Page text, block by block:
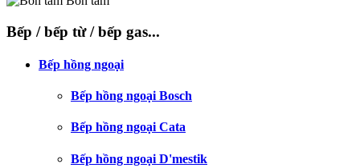
Bếp / bếp từ / bếp gas...
Bếp hồng ngoại
Bếp hồng ngoại Bosch
Bếp hồng ngoại Cata
Bếp hồng ngoại D'mestik